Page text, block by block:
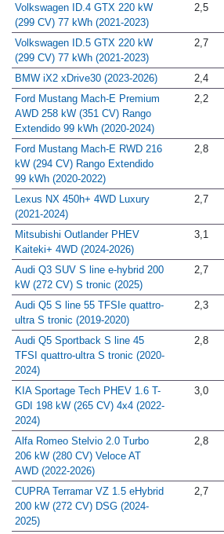
Volkswagen ID.4 GTX 220 kW
(299 CV) 77 kWh (2021-2023)
2,5
Volkswagen ID.5 GTX 220 kW
(299 CV) 77 kWh (2021-2023)
2,7
BMW iX2 xDrive30 (2023-2026) 2,4
Ford Mustang Mach-E Premium
AWD 258 kW (351 CV) Rango
Extendido 99 kWh (2020-2024)
2,2
Ford Mustang Mach-E RWD 216
kW (294 CV) Rango Extendido
99 kWh (2020-2022)
2,8
Lexus NX 450h+ 4WD Luxury
(2021-2024)
2,7
Mitsubishi Outlander PHEV
Kaiteki+ 4WD (2024-2026)
3,1
Audi Q3 SUV S line e-hybrid 200
kW (272 CV) S tronic (2025)
2,7
Audi Q5 S line 55 TFSIe quattro-
ultra S tronic (2019-2020)
2,3
Audi Q5 Sportback S line 45
TFSI quattro-ultra S tronic (2020-
2024)
2,8
KIA Sportage Tech PHEV 1.6 T-
GDI 198 kW (265 CV) 4x4 (2022-
2024)
3,0
Alfa Romeo Stelvio 2.0 Turbo
206 kW (280 CV) Veloce AT
AWD (2022-2026)
2,8
CUPRA Terramar VZ 1.5 eHybrid
200 kW (272 CV) DSG (2024-
2025)
2,7